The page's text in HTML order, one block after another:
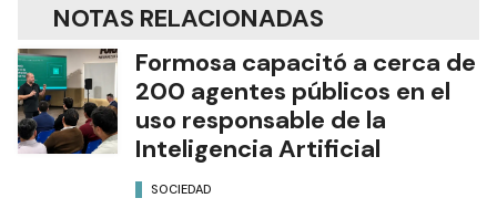
NOTAS RELACIONADAS
Formosa capacitó a cerca de
200 agentes públicos en el
uso responsable de la
Inteligencia Artificial
SOCIEDAD